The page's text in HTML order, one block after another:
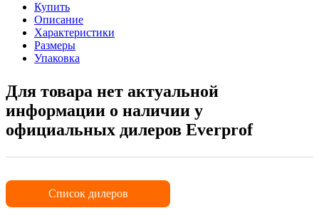
Купить
Описание
Характеристики
Размеры
Упаковка
Для товара нет актуальной
информации о наличии у
официальных дилеров Everprof
Список дилеров